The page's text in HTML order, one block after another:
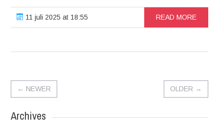
11 juli 2025 at 18:55 READ MORE
← NEWER OLDER →
Archives